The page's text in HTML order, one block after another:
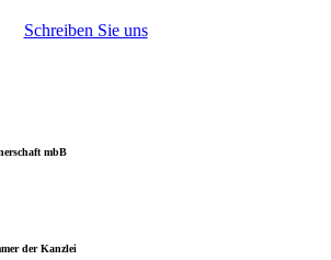
Schreiben Sie uns
mbB
der Kanzlei